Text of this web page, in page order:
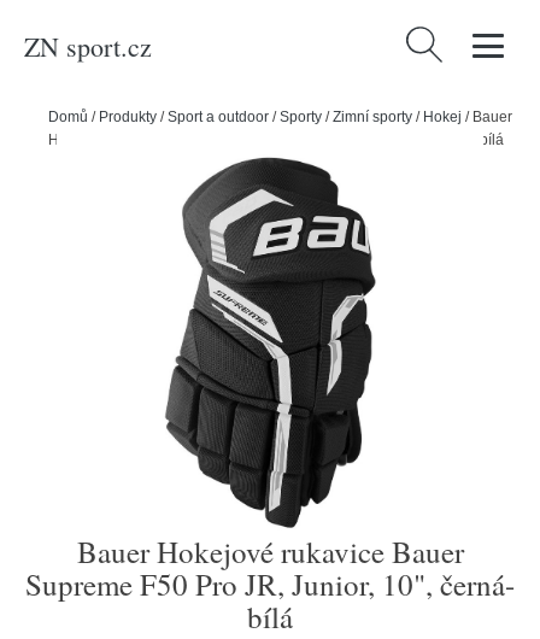
ZN sport.cz Vyhledávání
Domů / Produkty /Sport a outdoor /Sporty /Zimní sporty / Hokej / Bauer
Hokejové rukavice Bauer Supreme F50 Pro JR, Junior, 10", černá-bílá
Bauer Hokejové rukavice Bauer
Supreme F50 Pro JR, Junior, 10", černá-
bílá